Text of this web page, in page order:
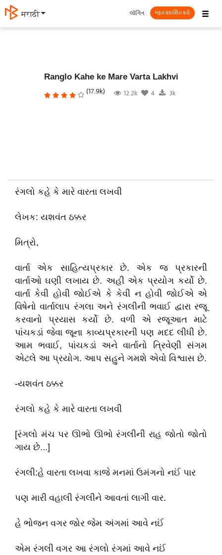
தமிழ் ☰
લૉગિન મફત પ્રકાશિત કરો
Ranglo Kahe ke Mare Varta Lakhvi
(17.9k) 12.2k 4 3k
રંગલો કહે કે મારે વારતા લખવી
લેખક: યશવંત ઠક્કર
મિત્રો,
વાર્તા એક સાહિત્યપ્રકાર છે. એક જ પ્રકારની
વાર્તાઓ ઘણી લખાય છે. અહી એક પ્રયોગ કર્યો છે.
વાર્તા કેવી હોવી જોઈએ કે કેવી ન હોવી જોઈએ એ
વિષેનો વાર્તાલાપ રંગલા અને રંગલીની ભવાઈ દ્વારા રજૂ
કરવાનો પ્રયાસ કર્યો છે. વળી એ રજૂઆત માટે
પાંચકડાં જેવા જૂના કાવ્યપ્રકારની પણ મદદ લીધી છે.
આમ ભવાઈ, પાંચકડાં અને વાર્તાનો ત્રિવેણી સંગમ
એટલે આ પ્રયોગ. આપ સહુને ગમશે એવો વિશ્વાસ છે.
-યશવંત ઠક્કર
રંગલો કહે કે મારે વારતા લખવી
[રંગલો મંચ પર ઊભો ઊભો રંગલીની રાહ જોતો જોતો
ગાય છે...]
રંગલી:હે વારતા લખવા કાજે મનમાં ઉમંગનો નઈં પાર
પણ મારી વહાલી રંગલીને આવતાં લાગી વાર.
હે ભોજન વગર જોર જેમ અંગમાં આવે નઈં
એમ રંગલી વગર આ રંગલો રંગમાં આવે નઈં